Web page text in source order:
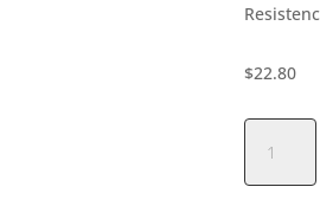
$22.80
Socket
Negro